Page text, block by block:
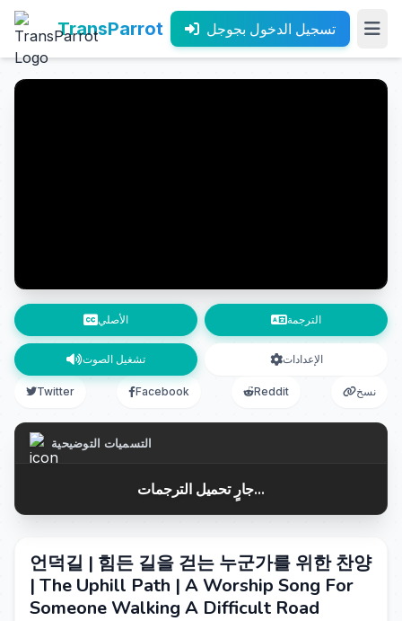
TransParrot تسجيل الدخول بجوجل
الأصلي الترجمة
تشغيل الصوت الإعدادات
Twitter Facebook Reddit نسخ
التسميات التوضيحية
جارٍ تحميل الترجمات...
언덕길 | 힘든 길을 걷는 누군가를 위한 찬양
| The Uphill Path | A Worship Song For
Someone Walking A Difficult Road